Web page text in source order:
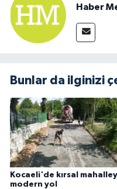
Haber
Bunlar da ilginizi
Kocaeli'de kırsal
modern yol